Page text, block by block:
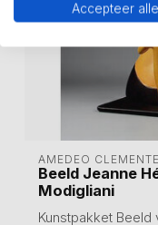
AMEDEO
Beeld Jeanne
Modigliani
Kunstpakket Beeld
Accepteer